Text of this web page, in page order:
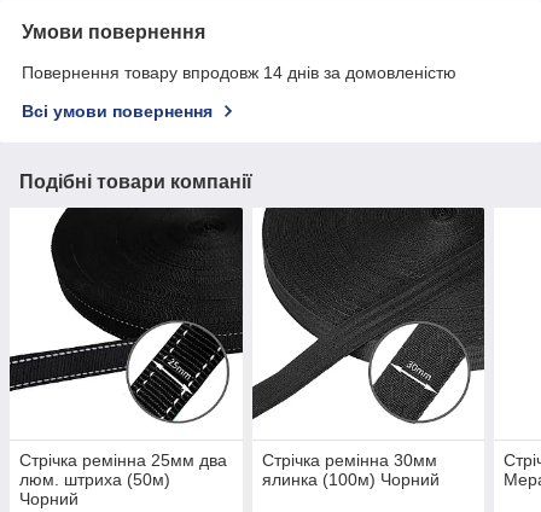
Умови повернення
Повернення товару впродовж 14 днів за домовленістю
Всі умови повернення
Подібні товари компанії
Стрічка ремінна 25мм два
люм. штриха (50м)
Чорний
Стрічка ремінна 30мм
ялинка (100м) Чорний